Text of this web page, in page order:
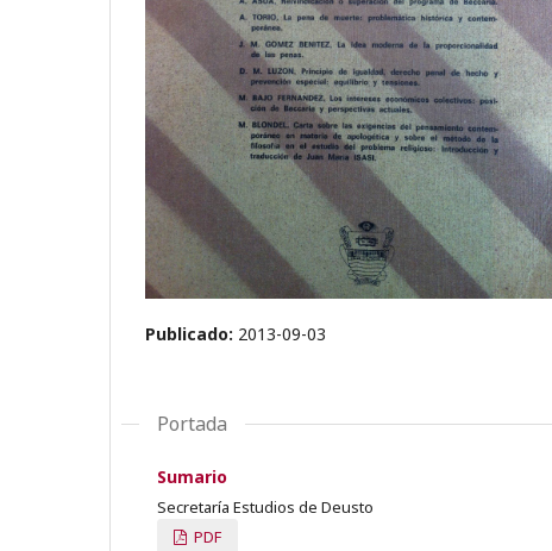
Publicado: 2013-09-03
Portada
Sumario
Secretaría Estudios de Deusto
PDF